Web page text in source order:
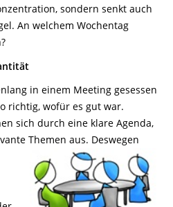
sondern senkt auch
An welchem Wochentag
in einem Meeting gesessen
richtig, wofür es gut war.
sich durch eine klare Agenda,
Themen aus. Deswegen